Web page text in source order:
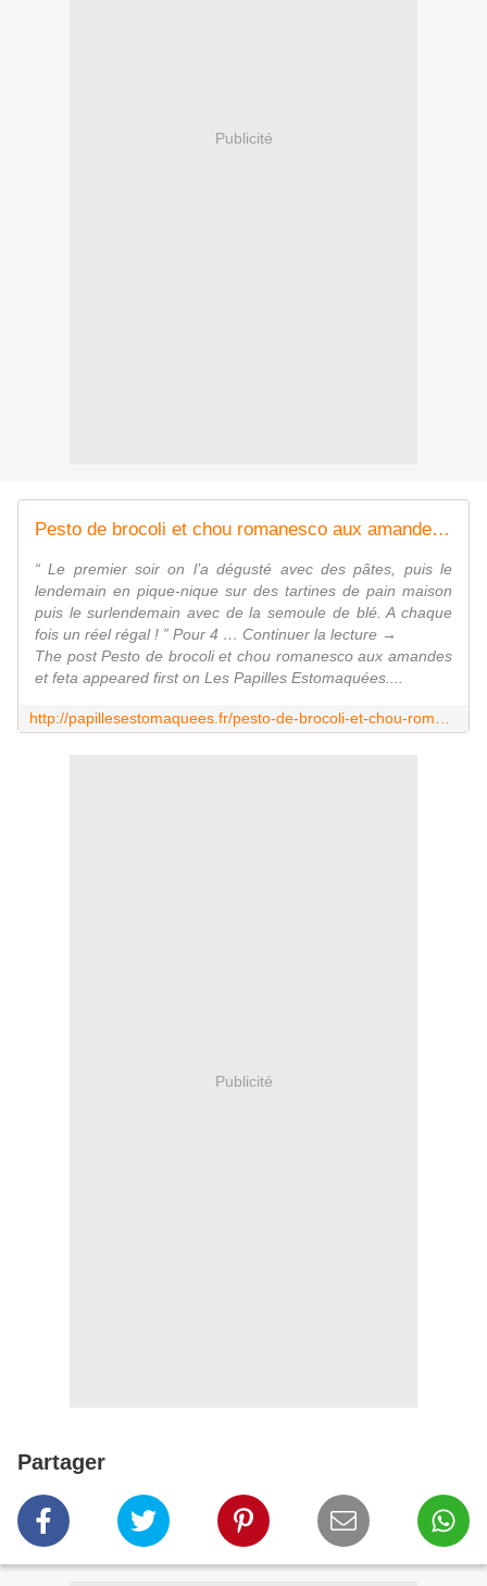
Publicité
Pesto de brocoli et chou romanesco aux amandes et feta
“ Le premier soir on l’a dégusté avec des pâtes, puis le
lendemain en pique-nique sur des tartines de pain maison
puis le surlendemain avec de la semoule de blé. A chaque
fois un réel régal ! ” Pour 4 … Continuer la lecture →
The post Pesto de brocoli et chou romanesco aux amandes
et feta appeared first on Les Papilles Estomaquées....
Publicité
Partager